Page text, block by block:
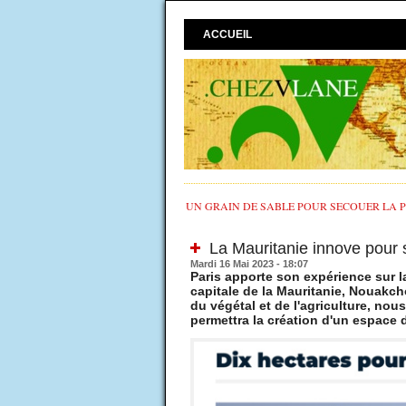
ACCUEIL
UN GRAIN DE SABLE POUR SECOUER LA
La Mauritanie innove pour
Mardi 16 Mai 2023 - 18:07
Paris apporte son expérience sur
capitale de la Mauritanie,
du végétal et de l'agriculture,
permettra la création d'un